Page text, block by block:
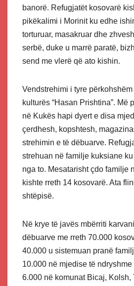
banorë. Refugjatët kosovarë
pikëkalimi i Morinit ku edhe
torturuar, masakruar dhe
serbë, duke u marrë paratë,
send me vlerë që ato kishin.
Vendstrehimi i tyre
kulturës “Hasan Prishtina”. Më
në Kukës hapi dyert e disa
çerdhesh, kopshtesh,
strehimin e të dëbuarve.
strehuan në familje kuksiane
nga to. Mesatarisht çdo familje
kishte rreth 14 kosovarë. Ata
shtëpisë.
Në krye të javës mbërriti
dëbuarve me rreth 70.000
40.000 u sistemuan pranë
10.000 në mjedise të
6.000 në komunat Bicaj, Kolsh,